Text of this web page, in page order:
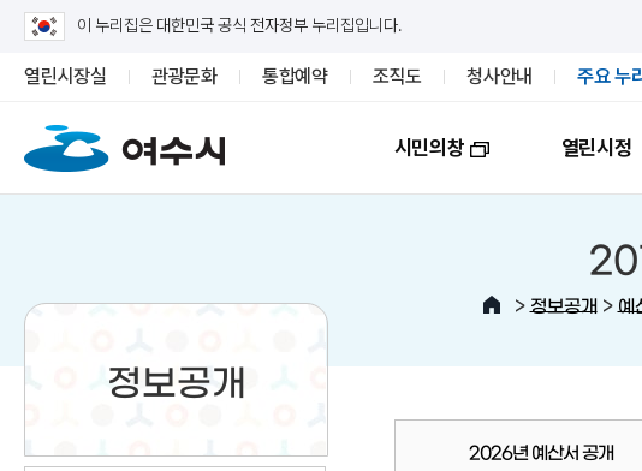
이 누리집은 대한민국 공식 전자정부 누리집입니다.
열린시장실 관광문화 통합예약 조직도 청사안내 주요 누
시민의창 열린시정
정보공개
> 정보공개> 예
2026년 예산서 공개